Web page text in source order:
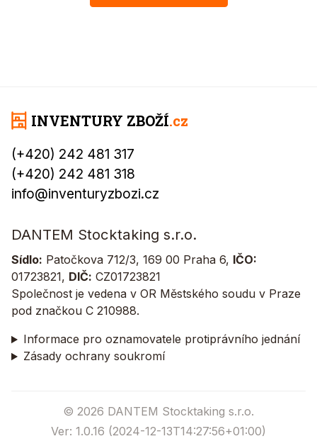
INVENTURY ZBOŽÍ.cz
(+420) 242 481 317
(+420) 242 481 318
info@inventuryzbozi.cz
DANTEM Stocktaking s.r.o.
Sídlo: Patočkova 712/3, 169 00 Praha 6, IČO:
01723821, DIČ: CZ01723821
Společnost je vedena v OR Městského soudu v Praze
pod značkou C 210988.
Informace pro oznamovatele protiprávního jednání
Zásady ochrany soukromí
© 2026 DANTEM Stocktaking s.r.o.
Ver: 1.0.16 (2024-12-13T14:27:56+01:00)